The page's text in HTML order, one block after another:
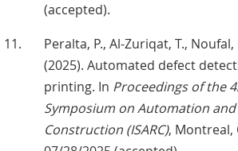
(accepted).
Peralta, P., Al-Zuriqat, T., Noufal,
(2025). Automated defect
printing. In Proceedings of the
Symposium on Automation
Construction (ISARC), Montreal,